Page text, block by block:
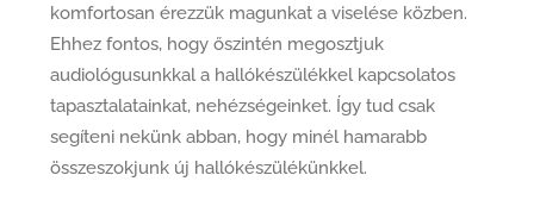
komfortosan érezzük magunkat a viselése közben.
Ehhez fontos, hogy őszintén megosztjuk
audiológusunkkal a hallókészülékkel kapcsolatos
tapasztalatainkat, nehézségeinket. Így tud csak
segíteni nekünk abban, hogy minél hamarabb
összeszokjunk új hallókészülékünkkel.